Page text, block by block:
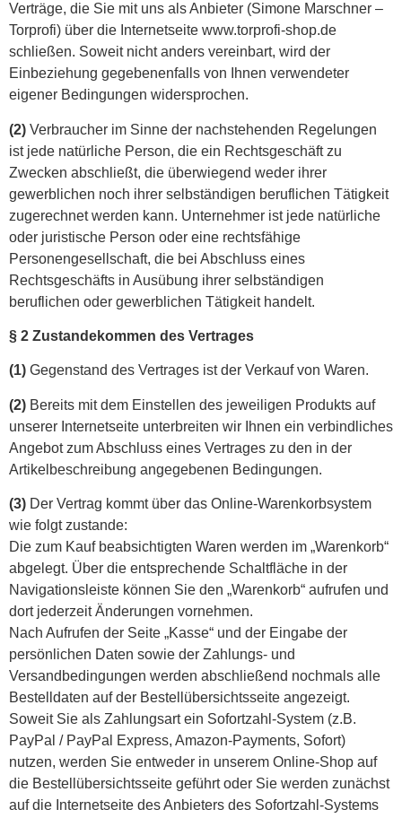
Verträge, die Sie mit uns als Anbieter (Simone Marschner –
Torprofi) über die Internetseite www.torprofi-shop.de
schließen. Soweit nicht anders vereinbart, wird der
Einbeziehung gegebenenfalls von Ihnen verwendeter
eigener Bedingungen widersprochen.
(2) Verbraucher im Sinne der nachstehenden Regelungen
ist jede natürliche Person, die ein Rechtsgeschäft zu
Zwecken abschließt, die überwiegend weder ihrer
gewerblichen noch ihrer selbständigen beruflichen Tätigkeit
zugerechnet werden kann. Unternehmer ist jede natürliche
oder juristische Person oder eine rechtsfähige
Personengesellschaft, die bei Abschluss eines
Rechtsgeschäfts in Ausübung ihrer selbständigen
beruflichen oder gewerblichen Tätigkeit handelt.
§ 2 Zustandekommen des Vertrages
(1) Gegenstand des Vertrages ist der Verkauf von Waren.
(2) Bereits mit dem Einstellen des jeweiligen Produkts auf
unserer Internetseite unterbreiten wir Ihnen ein verbindliches
Angebot zum Abschluss eines Vertrages zu den in der
Artikelbeschreibung angegebenen Bedingungen.
(3) Der Vertrag kommt über das Online-Warenkorbsystem
wie folgt zustande:
Die zum Kauf beabsichtigten Waren werden im „Warenkorb“
abgelegt. Über die entsprechende Schaltfläche in der
Navigationsleiste können Sie den „Warenkorb“ aufrufen und
dort jederzeit Änderungen vornehmen.
Nach Aufrufen der Seite „Kasse“ und der Eingabe der
persönlichen Daten sowie der Zahlungs- und
Versandbedingungen werden abschließend nochmals alle
Bestelldaten auf der Bestellübersichtsseite angezeigt.
Soweit Sie als Zahlungsart ein Sofortzahl-System (z.B.
PayPal / PayPal Express, Amazon-Payments, Sofort)
nutzen, werden Sie entweder in unserem Online-Shop auf
die Bestellübersichtsseite geführt oder Sie werden zunächst
auf die Internetseite des Anbieters des Sofortzahl-Systems